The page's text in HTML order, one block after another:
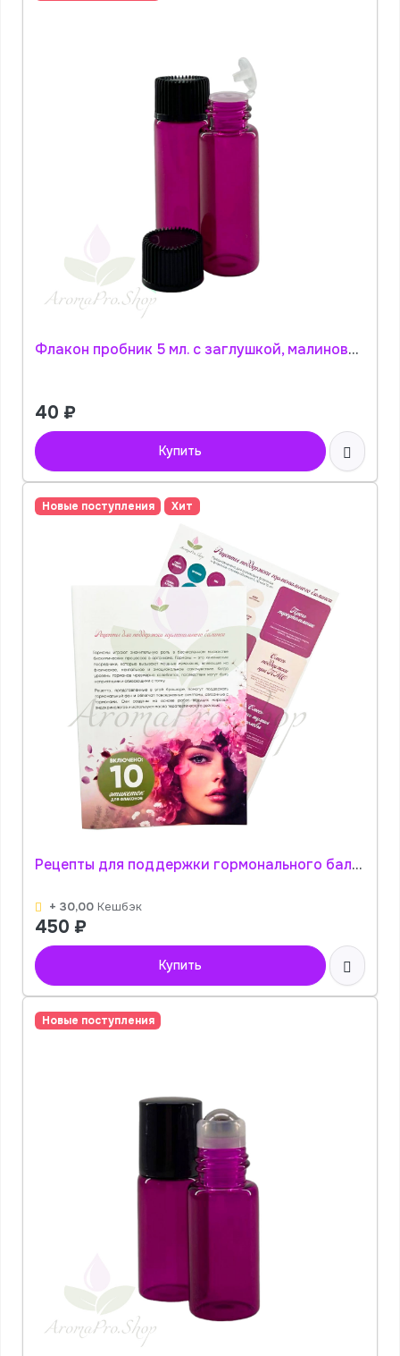
Флакон пробник 5 мл. с заглушкой, малиновое стекло АромаПро
40 ₽
Купить
Новые поступления Хит
Рецепты для поддержки гормонального баланса + стикеры АромаПро
+ 30,00 Кешбэк
450 ₽
Купить
Новые поступления